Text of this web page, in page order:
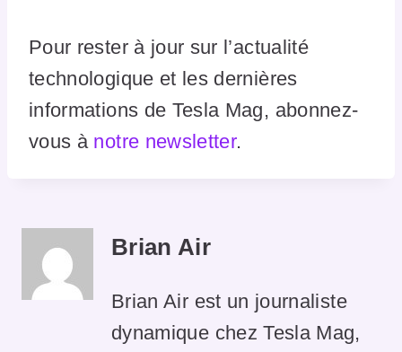
Pour rester à jour sur l’actualité
technologique et les dernières
informations de Tesla Mag, abonnez-
vous à notre newsletter.
Brian Air
Brian Air est un journaliste
dynamique chez Tesla Mag,